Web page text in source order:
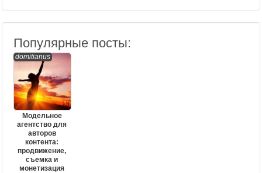
Популярные посты:
domitianus
Модельное
агентство для
авторов
контента:
продвижение,
съемка и
монетизация